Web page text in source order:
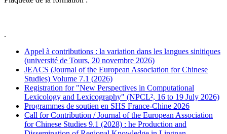
.
Appel à contributions : la variation dans les langues sinitiques
(université de Tours, 20 novembre 2026)
JEACS (Journal of the European Association for Chinese
Studies) Volume 7.1 (2026)
Registration for "New Perspectives in Computational
Lexicology and Lexicography" (NPCL², 16 to 19 July 2026)
Programmes de soutien en SHS France-Chine 2026
Call for Contribution / Journal of the European Association
for Chinese Studies 9.1 (2028) : he Production and